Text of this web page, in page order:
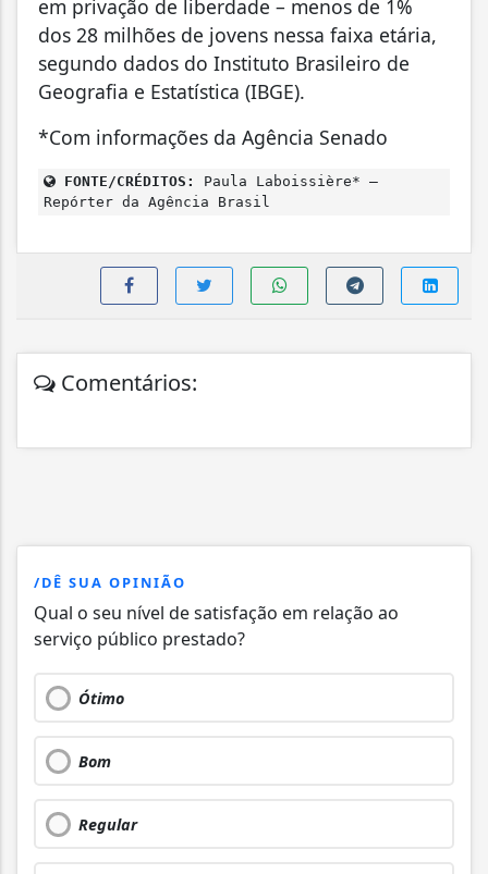
em privação de liberdade – menos de 1%
dos 28 milhões de jovens nessa faixa etária,
segundo dados do Instituto Brasileiro de
Geografia e Estatística (IBGE).
*Com informações da Agência Senado
FONTE/CRÉDITOS:
Paula Laboissière* –
Repórter da Agência Brasil
Comentários:
/DÊ SUA OPINIÃO
Qual o seu nível de satisfação em relação ao
serviço público prestado?
Ótimo
Bom
Regular